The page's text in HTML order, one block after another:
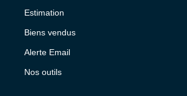
Estimation
Biens vendus
Alerte Email
Nos outils